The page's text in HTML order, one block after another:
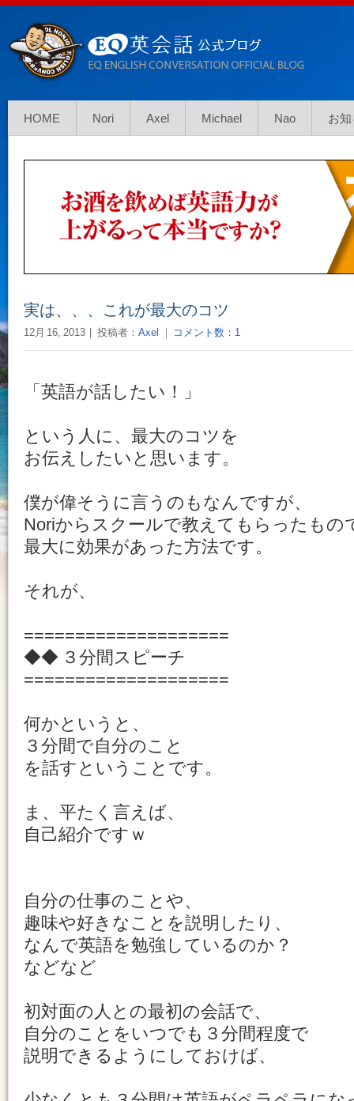
HOME Nori Axel Michael Nao お
実は、、、これが最大のコツ
12月 16, 2013 投稿者：Axel ｜ コメント数：1
「英語が話したい！」
という人に、最大のコツを
お伝えしたいと思います。
僕が偉そうに言うのもなんですが、
Noriからスクールで教えてもらったもの
最大に効果があった方法です。
それが、
====================
◆◆ ３分間スピーチ
====================
何かというと、
３分間で自分のこと
を話すということです。
ま、平たく言えば、
自己紹介ですｗ
自分の仕事のことや、
趣味や好きなことを説明したり、
なんで英語を勉強しているのか？
などなど
初対面の人との最初の会話で、
自分のことをいつでも３分間程度で
説明できるようにしておけば、